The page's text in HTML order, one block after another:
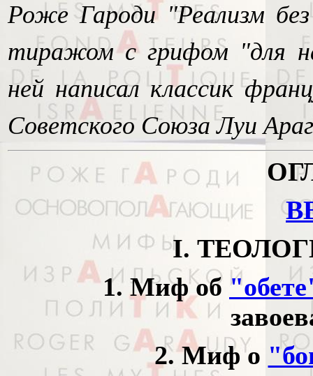
Роже Гароди "Реализм
тиражом с грифом "для
ней написал классик
Советского Союза Луи
I.
1. Миф об
2. Миф о